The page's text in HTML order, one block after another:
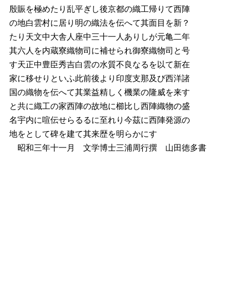
殷賑を極めたり乱平ぎし後京都の織工帰りて西陣
の地白雲村に居り明の織法を伝へて其面目を新？
たり天文中大舎人座中三十一人ありしが元亀二年
其六人を内蔵寮織物司に補せられ御寮織物司と号
す天正中豊臣秀吉白雲の水質不良なるを以て新在
家に移せりといふ此前後より印度支那及び西洋諸
国の織物を伝へて其業益精しく機業の隆威を来す
と共に織工の家西陣の故地に櫛比し西陣織物の盛
名宇内に喧伝せらるるに至れり今茲に西陣発源の
地をとして碑を建て其来歴を明らかにす
昭和三年十一月 文学博士三浦周行撰 山田徳多書